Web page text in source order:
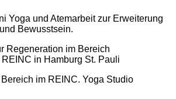
Yoga und Atemarbeit zur Erweiterung
Bewusstsein.